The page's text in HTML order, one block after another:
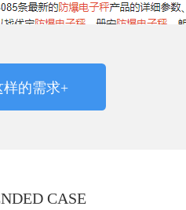
样的需求+
CASE